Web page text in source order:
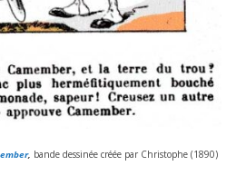
, bande des­si­née créée par Christophe (1890)